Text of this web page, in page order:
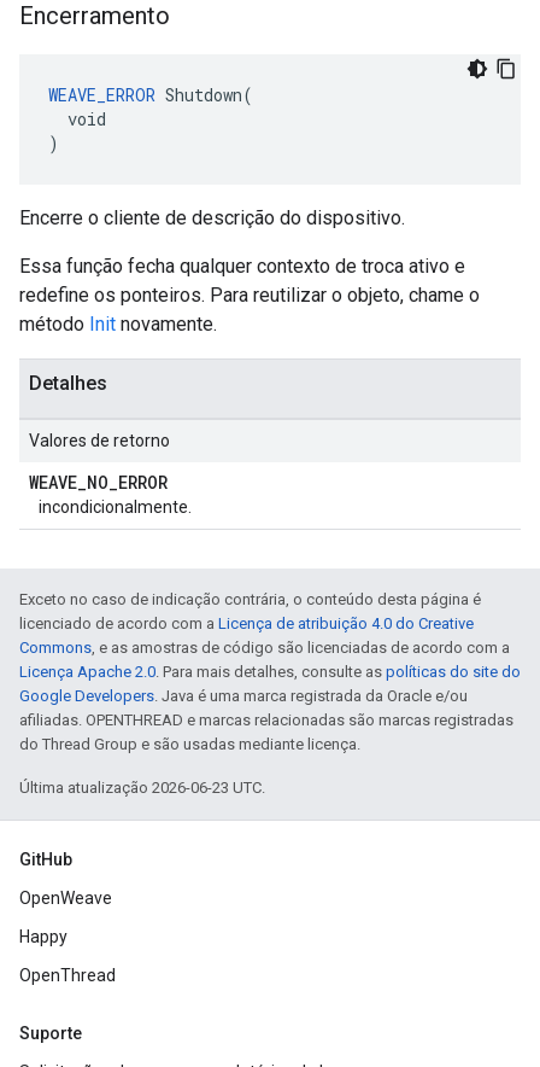
Encerramento
WEAVE_ERROR Shutdown(
  void
)
Encerre o cliente de descrição do dispositivo.
Essa função fecha qualquer contexto de troca ativo e
redefine os ponteiros. Para reutilizar o objeto, chame o
método Init novamente.
Detalhes
Valores de retorno
WEAVE_NO_ERROR
incondicionalmente.
Exceto no caso de indicação contrária, o conteúdo desta página é
licenciado de acordo com a Licença de atribuição 4.0 do Creative
Commons, e as amostras de código são licenciadas de acordo com a
Licença Apache 2.0. Para mais detalhes, consulte as políticas do site do
Google Developers. Java é uma marca registrada da Oracle e/ou
afiliadas. OPENTHREAD e marcas relacionadas são marcas registradas
do Thread Group e são usadas mediante licença.
Última atualização 2026-06-23 UTC.
GitHub
OpenWeave
Happy
OpenThread
Suporte